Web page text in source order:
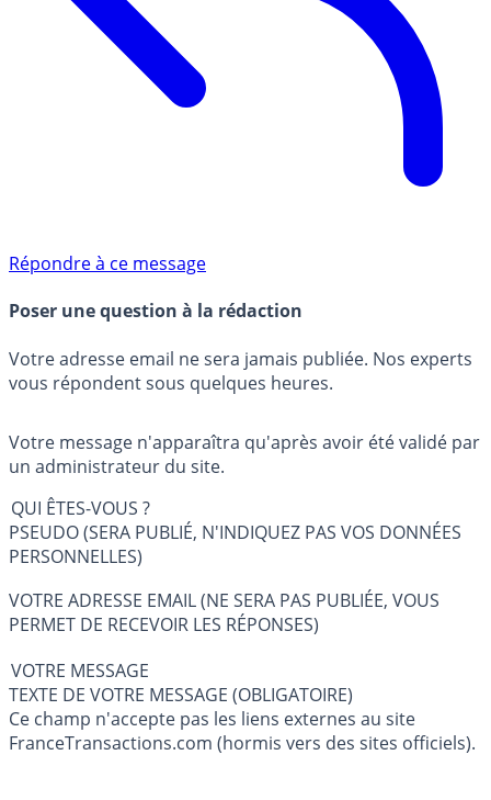
Répondre à ce message
Poser une question à la rédaction
Votre adresse email ne sera jamais publiée. Nos experts
vous répondent sous quelques heures.
Votre message n'apparaîtra qu'après avoir été validé par
un administrateur du site.
QUI ÊTES-VOUS ?
PSEUDO (SERA PUBLIÉ, N'INDIQUEZ PAS VOS DONNÉES
PERSONNELLES)
VOTRE ADRESSE EMAIL (NE SERA PAS PUBLIÉE, VOUS
PERMET DE RECEVOIR LES RÉPONSES)
VOTRE MESSAGE
TEXTE DE VOTRE MESSAGE (OBLIGATOIRE)
Ce champ n'accepte pas les liens externes au site
FranceTransactions.com (hormis vers des sites officiels).